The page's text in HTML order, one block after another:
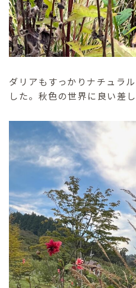
ダリアもすっかりナチュラ
した。秋色の世界に良い差